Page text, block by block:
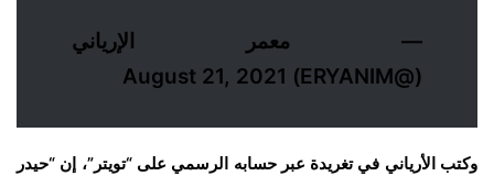
— معمر الإرياني
(@ERYANIM)
August 21, 2021
وكتب الأرياني في تغريدة عبر حسابه الرسمي على “تويتر”، إن “حيدر